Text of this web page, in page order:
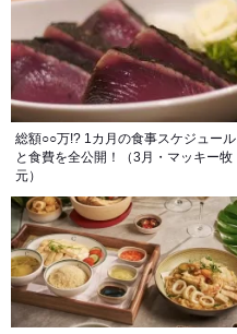
総額○○万!? 1カ月の食事スケジュール
と食費を全公開！（3月・マッキー牧
元）